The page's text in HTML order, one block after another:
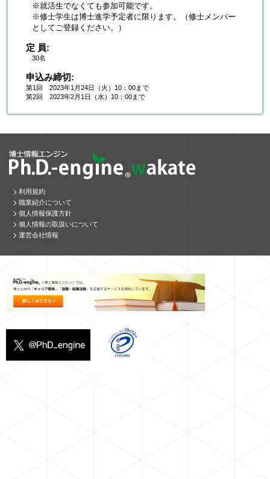
※就活生でなくても参加可能です。
※修士学生は博士進学予定者に限ります。（修士メンバー
としてご登録ください。）
定 員
30名
申込み締切
第1回 2023年1月24日（火）10：00まで
第2回 2023年2月1日（水）10：00まで
利用規約
職業紹介について
個人情報保護方針
個人情報の取扱いについて
運営会社情報